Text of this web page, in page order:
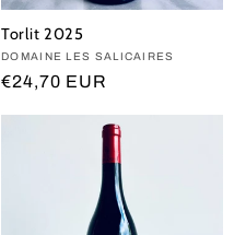
Torlit 2025
Vendor:
DOMAINE LES SALICAIRES
Regular
€24,70 EUR